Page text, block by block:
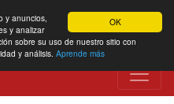
OK
y anuncios,
y analizar
sobre su uso de nuestro sitio con
y análisis. Aprende más